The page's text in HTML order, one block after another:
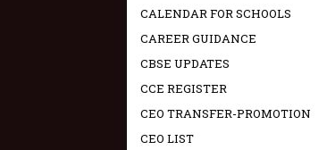
CALENDAR FOR SCHOOLS
CAREER GUIDANCE
CBSE UPDATES
CCE REGISTER
CEO TRANSFER-PROMOTION
CEO LIST